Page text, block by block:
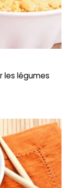
les légumes